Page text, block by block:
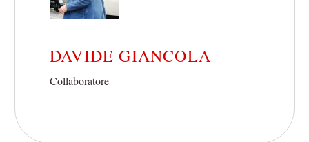
DAVIDE GIANCOLA
Collaboratore